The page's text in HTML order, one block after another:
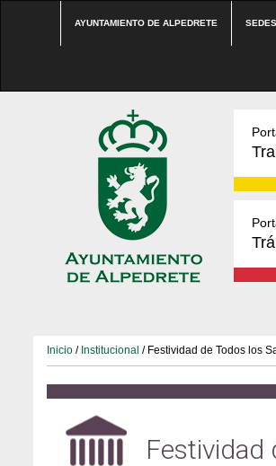
AYUNTAMIENTO DE ALPEDRETE
Inicio / Institucional / Festividad de Todos los
Festividad